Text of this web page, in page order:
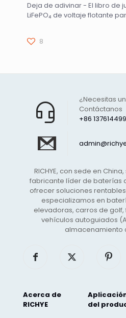
Deja de adivinar - El libro de
LiFePO₄ de voltaje flotante
8
+86
¿Necesitas
Contáctanos
RICHYE, con sede en
fabricante líder de baterías
ofrecer soluciones
especializamos en
elevadoras, carros de
vehículos autoguiados
almacenamiento
Acerca de
RICHYE
del